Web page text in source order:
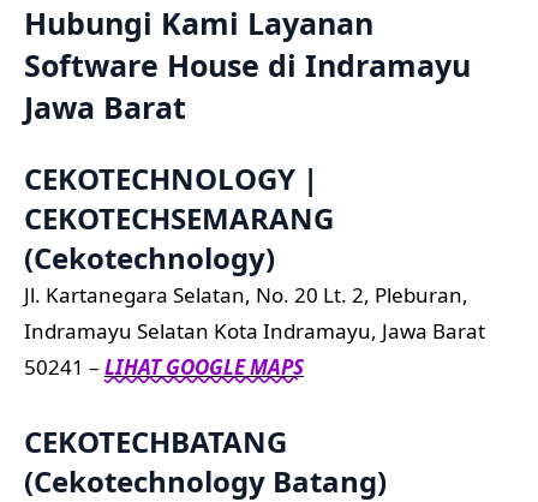
Hubungi Kami Layanan
Software House di Indramayu
Jawa Barat
CEKOTECHNOLOGY |
CEKOTECHSEMARANG
(Cekotechnology)
Jl. Kartanegara Selatan, No. 20 Lt. 2, Pleburan,
Indramayu Selatan Kota Indramayu, Jawa Barat
50241 – LIHAT GOOGLE MAPS
CEKOTECHBATANG
(Cekotechnology Batang)